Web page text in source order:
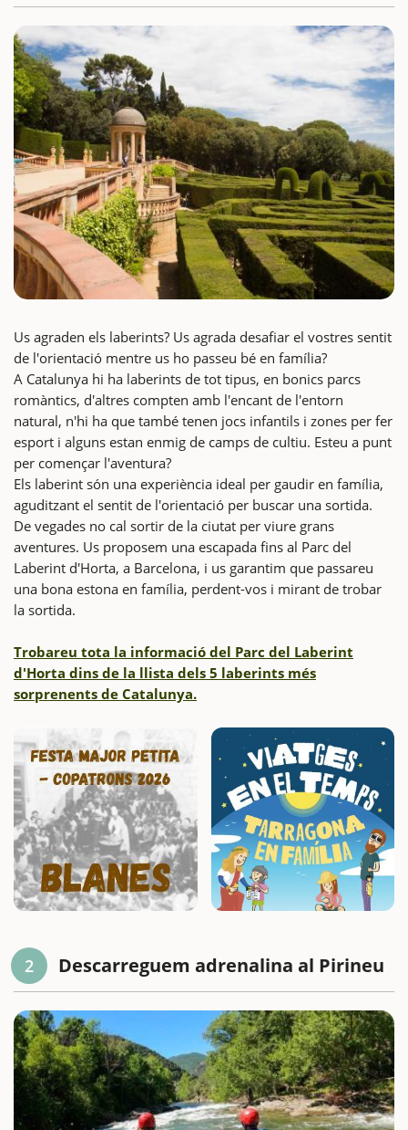
Us agraden els laberints? Us agrada desafiar el vostres sentit
de l'orientació mentre us ho passeu bé en família?
A Catalunya hi ha laberints de tot tipus, en bonics parcs
romàntics, d'altres compten amb l'encant de l'entorn
natural, n'hi ha que també tenen jocs infantils i zones per fer
esport i alguns estan enmig de camps de cultiu. Esteu a punt
per començar l'aventura?
Els laberint són una experiència ideal per gaudir en família,
aguditzant el sentit de l'orientació per buscar una sortida.
De vegades no cal sortir de la ciutat per viure grans
aventures. Us proposem una escapada fins al Parc del
Laberint d'Horta, a Barcelona, i us garantim que passareu
una bona estona en família, perdent-vos i mirant de trobar
la sortida.
Trobareu tota la informació del Parc del Laberint
d'Horta dins de la llista dels 5 laberints més
sorprenents de Catalunya.
2 Descarreguem adrenalina al Pirineu